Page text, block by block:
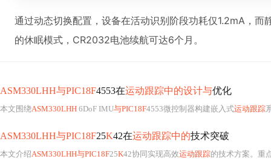
通过动态切换配置，设备在活动识别阶段功耗仅1.2mA，
的休眠模式，CR2032电池续航可达6个月。
ASM330LHH与PIC18F4553在运动跟踪中的设计与优化
本文围绕ASM330LHH 6DoF IMU与PIC18F4553微控制器构建嵌入式运动跟踪
ASM330LHH与PIC18F25K42在运动跟踪中的技术突破
本文介绍ASM330LHH与PIC18F25K42协同实现高效运动跟踪的技术方案。重